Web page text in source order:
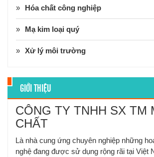
Hóa chất công nghiệp
Mạ kim loại quý
Xử lý môi trường
GIỚI THIỆU
CÔNG TY TNHH SX TM
CHẤT
Là nhà cung ứng chuyên nghiệp những
nghệ đang được sử dụng rộng rãi tại Việt